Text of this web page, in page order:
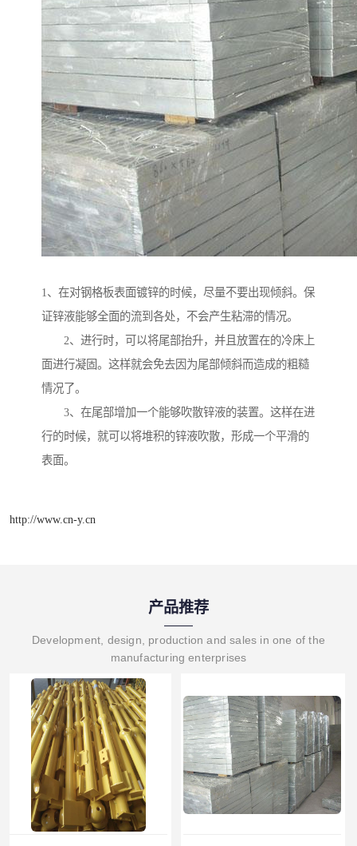
1、在对钢格板表面镀锌的时候，尽量不要出现倾斜。保
证锌液能够全面的流到各处，不会产生粘滞的情况。
2、进行时，可以将尾部抬升，并且放置在的冷床上
面进行凝固。这样就会免去因为尾部倾斜而造成的粗糙
情况了。
3、在尾部增加一个能够吹散锌液的装置。这样在进
行的时候，就可以将堆积的锌液吹散，形成一个平滑的
表面。
http://www.cn-y.cn
产品推荐
Development, design, production and sales in one of the
manufacturing enterprises